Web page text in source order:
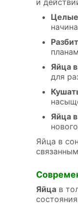
Яйца
для
Яйца
Яйца в
Яйца в